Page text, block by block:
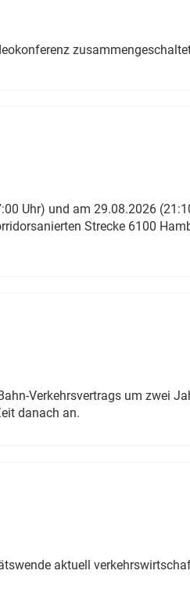
Uhr) und am 29.08.2026
Strecke 6100
Verkehrsvertrags um zwei
danach an.
aktuell